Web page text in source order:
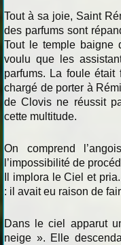
Tout à sa joie, Saint
des parfums sont
Tout le temple baigne
voulu que les
parfums. La foule
chargé de porter à
de Clovis ne réussit
cette multitude.
On comprend
l’impossibilité de
Il implora le Ciel et
: il avait eu raison de
Dans le ciel apparut
neige ». Elle